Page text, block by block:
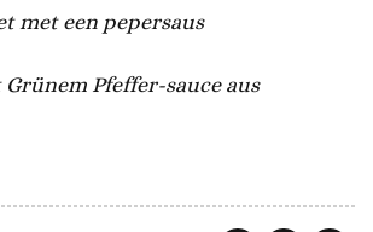
met een pepersaus
Pfeffer-sauce aus